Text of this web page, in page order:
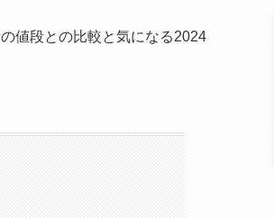
値段との比較と気になる2024